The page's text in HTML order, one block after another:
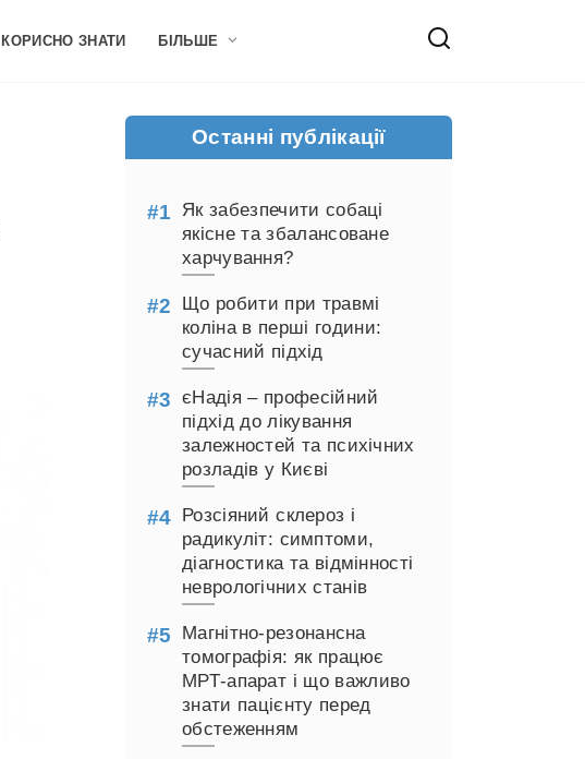
КОРИСНО ЗНАТИ БІЛЬШЕ
Останні публікації
Як забезпечити собаці
якісне та збалансоване
харчування?
Що робити при травмі
коліна в перші години:
сучасний підхід
єНадія – професійний
підхід до лікування
залежностей та психічних
розладів у Києві
Розсіяний склероз і
радикуліт: симптоми,
діагностика та відмінності
неврологічних станів
Магнітно-резонансна
томографія: як працює
МРТ-апарат і що важливо
знати пацієнту перед
обстеженням